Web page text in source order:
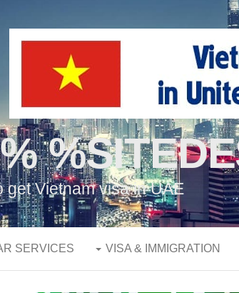
get Vietnam visa in UAE
VISA & IMMIGRATION
SERVICES